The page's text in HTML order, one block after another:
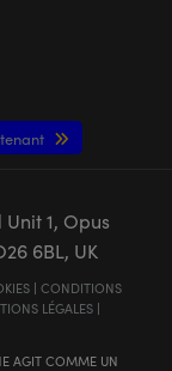
1, Opus
6BL, UK
| CONDITIONS
LÉGALES|
AGIT COMME UN